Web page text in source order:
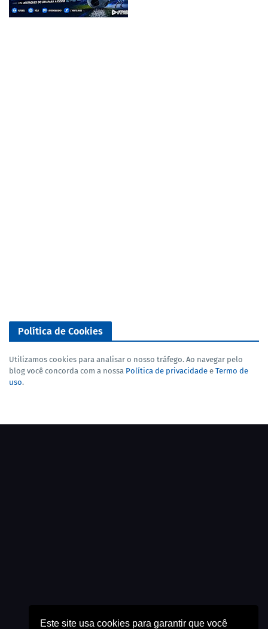
Este site usa cookies para garantir que você
Política de Cookies
Utilizamos cookies para analisar o nosso tráfego. Ao navegar pelo
blog você concorda com a nossa Política de privacidade e Termo de
uso.